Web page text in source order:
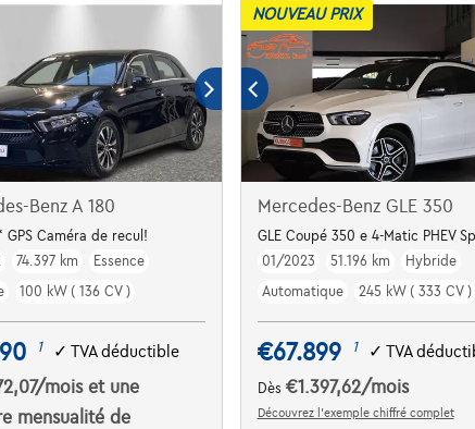
Benz A 180
GPS Caméra de recul!
74.397 km
Essence
100 kW ( 136 CV )
1 ✓TVA déductible
/moiset une
mensualité de
NOUVEAU PRIX
Mercedes-Benz GLE 350
GLE Coupé 350 e 4-Matic PHEV
01/2023
51.196 km
Hybride
Automatique
245 kW ( 333 CV )
€67.899 1 ✓ TVA
Dès €1.397,62/mois
Découvrez l’exemple chiffré complet